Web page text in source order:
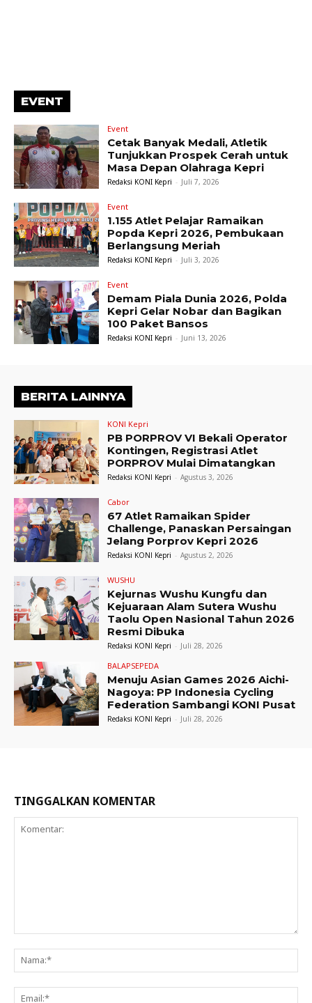
EVENT
Event
Cetak Banyak Medali, Atletik
Tunjukkan Prospek Cerah untuk
Masa Depan Olahraga Kepri
Redaksi KONI Kepri - Juli 7, 2026
Event
1.155 Atlet Pelajar Ramaikan
Popda Kepri 2026, Pembukaan
Berlangsung Meriah
Redaksi KONI Kepri - Juli 3, 2026
Event
Demam Piala Dunia 2026, Polda
Kepri Gelar Nobar dan Bagikan
100 Paket Bansos
Redaksi KONI Kepri - Juni 13, 2026
BERITA LAINNYA
KONI Kepri
PB PORPROV VI Bekali Operator
Kontingen, Registrasi Atlet
PORPROV Mulai Dimatangkan
Redaksi KONI Kepri - Agustus 3, 2026
Cabor
67 Atlet Ramaikan Spider
Challenge, Panaskan Persaingan
Jelang Porprov Kepri 2026
Redaksi KONI Kepri - Agustus 2, 2026
WUSHU
Kejurnas Wushu Kungfu dan
Kejuaraan Alam Sutera Wushu
Taolu Open Nasional Tahun 2026
Resmi Dibuka
Redaksi KONI Kepri - Juli 28, 2026
BALAPSEPEDA
Menuju Asian Games 2026 Aichi-
Nagoya: PP Indonesia Cycling
Federation Sambangi KONI Pusat
Redaksi KONI Kepri - Juli 28, 2026
TINGGALKAN KOMENTAR